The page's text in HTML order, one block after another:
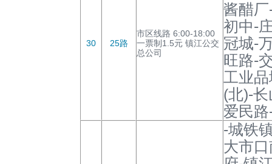
30 25路
市区线路 6:00-18:00
一票制1.5元 镇江公交
总公司
酱醋
初中-
冠城-
旺路-
工业
(北)-
爱民
-城铁
大市